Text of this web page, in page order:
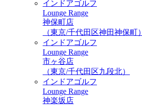
インドアゴルフ
Lounge Range
神保町店
（東京/千代田区神田神保町）
インドアゴルフ
Lounge Range
市ヶ谷店
（東京/千代田区九段北）
インドアゴルフ
Lounge Range
神楽坂店